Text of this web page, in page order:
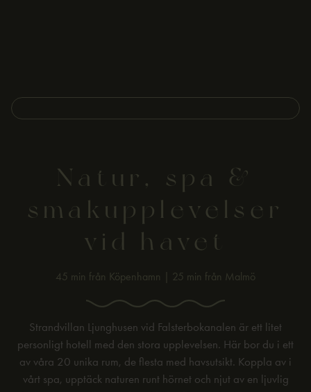
Natur, spa &
smakupplevelser
vid havet
45 min från Köpenhamn | 25 min från Malmö
Strandvillan Ljunghusen vid Falsterbokanalen är ett litet
personligt hotell med den stora upplevelsen. Här bor du i ett
av våra 20 unika rum, de flesta med havsutsikt. Koppla av i
vårt spa, upptäck naturen runt hörnet och njut av en ljuvlig